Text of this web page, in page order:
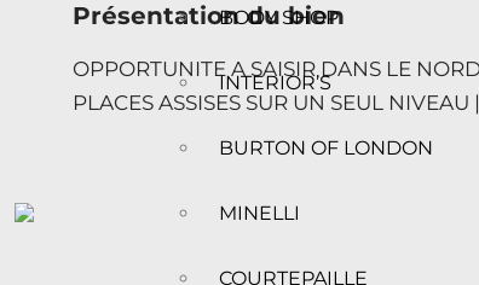
BODY SHOP
INTERIOR’S
BURTON OF LONDON
MINELLI
COURTEPAILLE
Présentation du bien
OPPORTUNITE A SAISIR DANS LE
PLACES ASSISES SUR UN SEUL